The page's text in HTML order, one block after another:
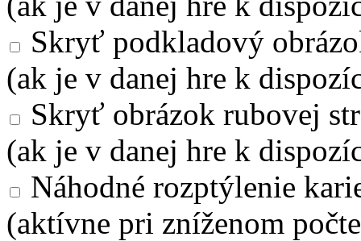
Skryť podkladový
(ak je v danej hre k
Skryť obrázok rubovej
(ak je v danej hre k
Náhodné rozptýlenie
(aktívne pri zníženom